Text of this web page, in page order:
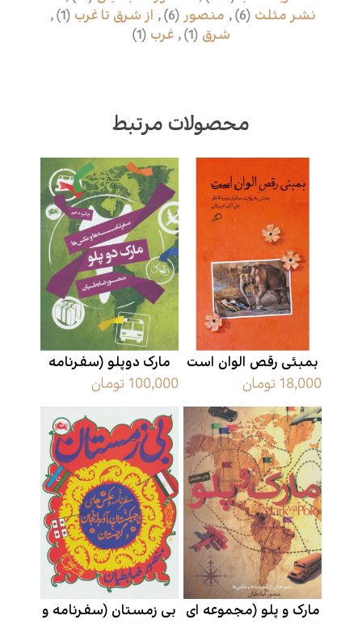
نشر مثلث (6)
, منصور (6)
, از شرق تا غرب (1)
,
شرق (1)
, غرب (1)
محصولات مرتبط
بمبئی رقص الوان است
18,000 تومان
مارک دوپلو (سفرنامه
ها و عکس ها)100,000 تومان
مارک و پلو (مجموعه ای
بی زمستان (سفرنامه و